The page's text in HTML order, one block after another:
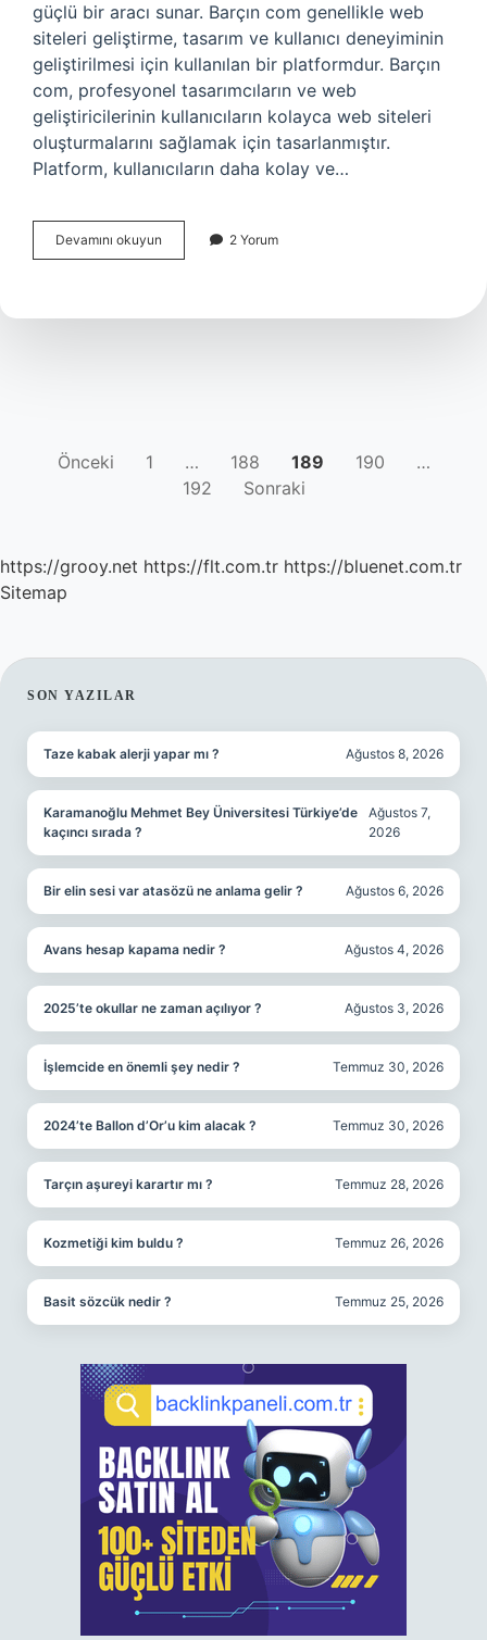
güçlü bir aracı sunar. Barçın com genellikle web
siteleri geliştirme, tasarım ve kullanıcı deneyiminin
geliştirilmesi için kullanılan bir platformdur. Barçın
com, profesyonel tasarımcıların ve web
geliştiricilerinin kullanıcıların kolayca web siteleri
oluşturmalarını sağlamak için tasarlanmıştır.
Platform, kullanıcıların daha kolay ve…
Devamını okuyun
com
2 Yorum
YAZI
SAYFALAMASI
Önceki 1 … 188 189 190
…
192
Sonraki
https://grooy.net https://flt.com.tr https://bluenet.com.tr
Sitemap
SIDEBAR
SON YAZILAR
Taze kabak alerji yapar mı ? Ağustos 8, 2026
Karamanoğlu Mehmet Bey Üniversitesi Türkiye’de
kaçıncı sırada ?
Ağustos 7,
2026
Bir elin sesi var atasözü ne anlama gelir ? Ağustos 6, 2026
Avans hesap kapama nedir ? Ağustos 4, 2026
2025’te okullar ne zaman açılıyor ? Ağustos 3, 2026
İşlemcide en önemli şey nedir ? Temmuz 30, 2026
2024’te Ballon d’Or’u kim alacak ? Temmuz 30, 2026
Tarçın aşureyi karartır mı ? Temmuz 28, 2026
Kozmetiği kim buldu ? Temmuz 26, 2026
Basit sözcük nedir ? Temmuz 25, 2026